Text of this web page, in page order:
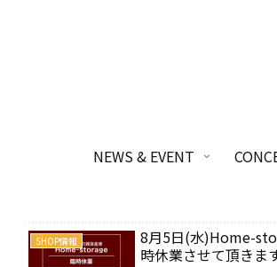
NEWS & EVENT
SHOP情報
8月5日(水)Home-
時休業させて頂きま